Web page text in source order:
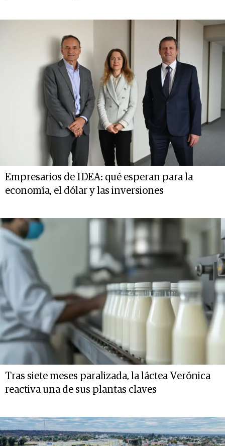
Empresarios de IDEA: qué esperan para la
economía, el dólar y las inversiones
Tras siete meses paralizada, la láctea Verónica
reactiva una de sus plantas claves